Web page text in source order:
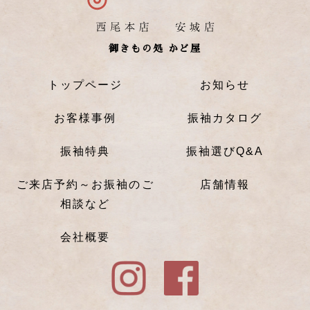
御きもの処 かど屋
トップページ お知らせ
お客様事例 振袖カタログ
振袖特典 振袖選びQ&A
ご来店予約～お振袖のご
相談など
店舗情報
会社概要